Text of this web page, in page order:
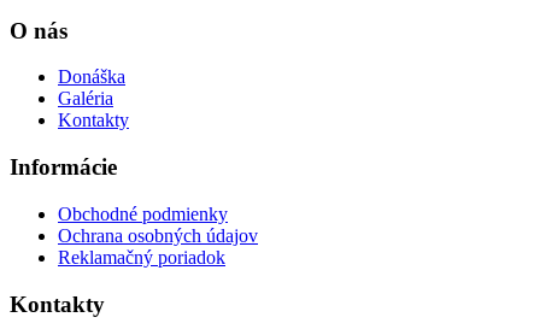
O nás
Donáška
Galéria
Kontakty
Informácie
Obchodné podmienky
Ochrana osobných údajov
Reklamačný poriadok
Kontakty